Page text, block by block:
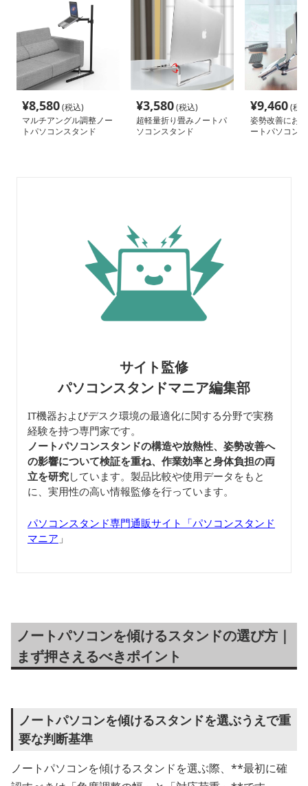
¥8,580(税込)
マルチアングル調整ノー
トパソコンスタンド
¥3,580(税込)
超軽量折り畳みノートパ
ソコンスタンド
¥9,460(税
姿勢改善にお
ートパソコン
サイト監修
パソコンスタンドマニア編集部
IT機器およびデスク環境の最適化に関する分野で実務
経験を持つ専門家です。
ノートパソコンスタンドの構造や放熱性、姿勢改善へ
の影響について検証を重ね、作業効率と身体負担の両
立を研究しています。製品比較や使用データをもと
に、実用性の高い情報監修を行っています。
パソコンスタンド専門通販サイト「パソコンスタンド
マニア 」
ノートパソコンを傾けるスタンドの選び方｜
まず押さえるべきポイント
ノートパソコンを傾けるスタンドを選ぶうえで重
要な判断基準
ノートパソコンを傾けるスタンドを選ぶ際、**最初に確